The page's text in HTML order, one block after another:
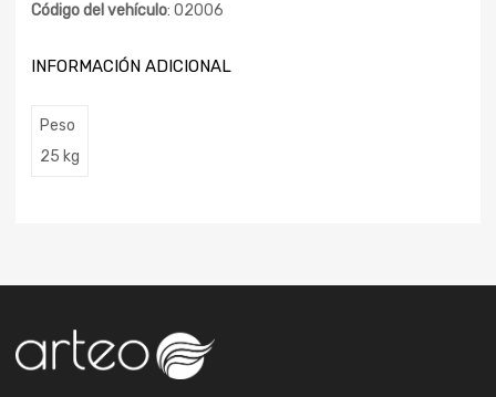
Código del vehículo: 02006
INFORMACIÓN ADICIONAL
Peso
25 kg